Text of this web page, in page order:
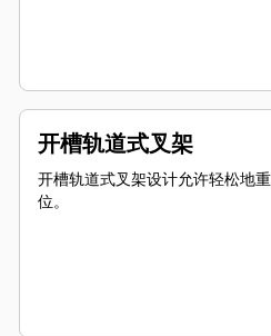
开槽轨道式叉架
开槽轨道式叉架设计允许轻松地
位。